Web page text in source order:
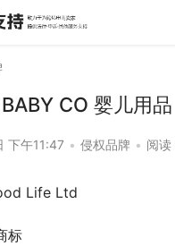
BABY CO 婴儿用品
下午11:47 • 侵权品牌 • 阅
Life Ltd
标